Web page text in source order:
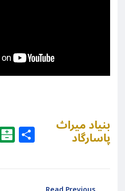
Balatarin
Share
بنیاد میراث
پاسارگاد